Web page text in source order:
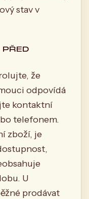
stav v
že
odpovídá
kontaktní
telefonem.
zboží, je
U
prodávat